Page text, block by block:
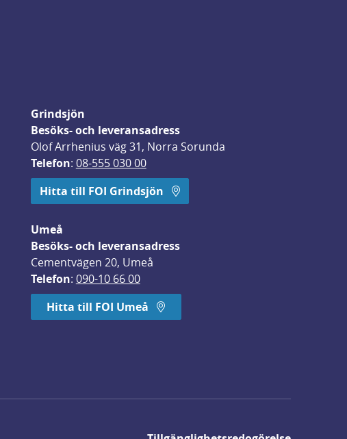
Grindsjön
Besöks- och leveransadress
Olof Arrhenius väg 31, Norra Sorunda
Telefon: 08-555 030 00
Hitta till FOI Grindsjön
Umeå
Besöks- och leveransadress
Cementvägen 20, Umeå
Telefon: 090-10 66 00
Hitta till FOI Umeå